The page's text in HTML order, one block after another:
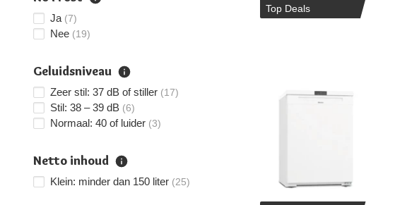
Top Deals
Ja (7)
Nee (19)
Geluidsniveau
Zeer stil: 37 dB of stiller (17)
Stil: 38 – 39 dB (6)
Normaal: 40 of luider (3)
Netto inhoud
Klein: minder dan 150 liter (25)